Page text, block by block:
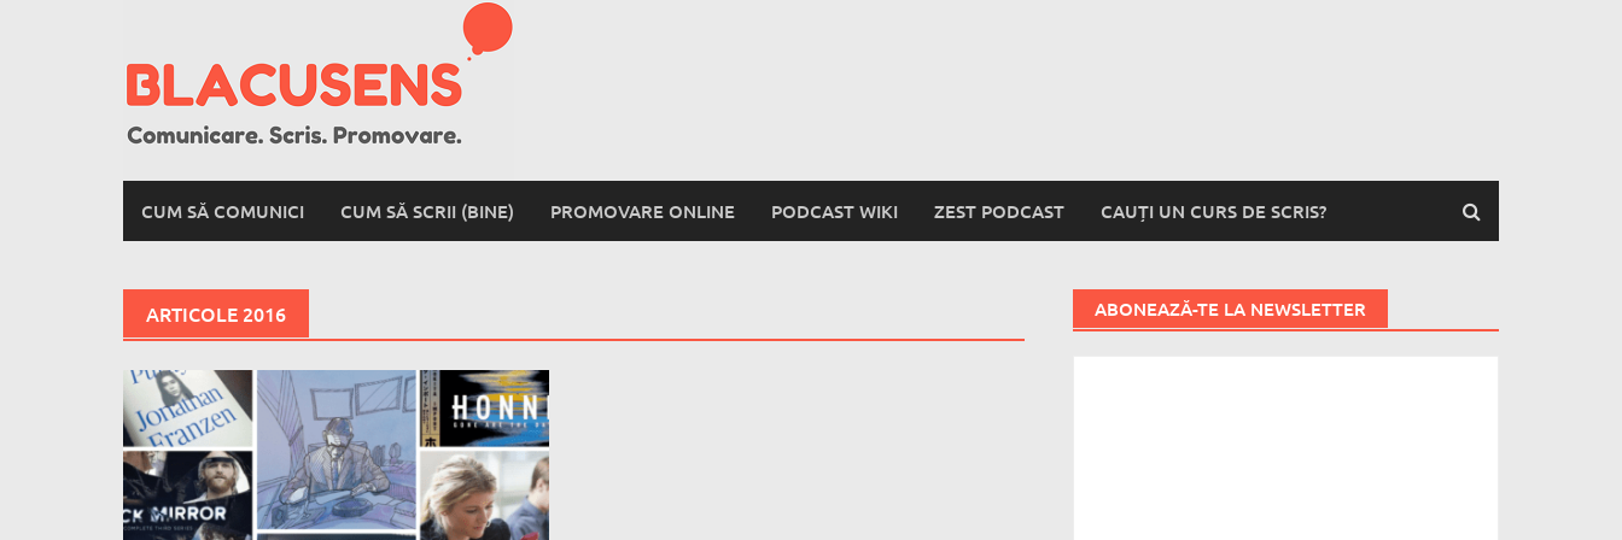
CUM SĂ COMUNICI CUM SĂ SCRII (BINE) PROMOVARE ONLINE PODCAST WIKI ZEST PODCAST CAUȚI UN CURS DE SCRIS?
ARTICOLE 2016 ABONEAZĂ-TE LA NEWSLETTER